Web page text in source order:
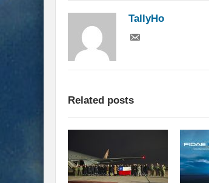
TallyHo
Related posts